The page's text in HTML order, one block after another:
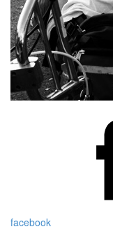
facebook